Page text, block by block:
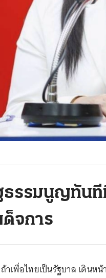
ธรรมนูญทันที
จการ
าเพื่อไทยเป็นรัฐบาล เดินห